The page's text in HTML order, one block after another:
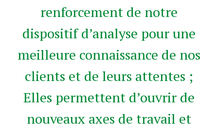
renforcement de notre
dispositif d’analyse pour une
meilleure connaissance de nos
clients et de leurs attentes ;
Elles permettent d’ouvrir de
nouveaux axes de travail et